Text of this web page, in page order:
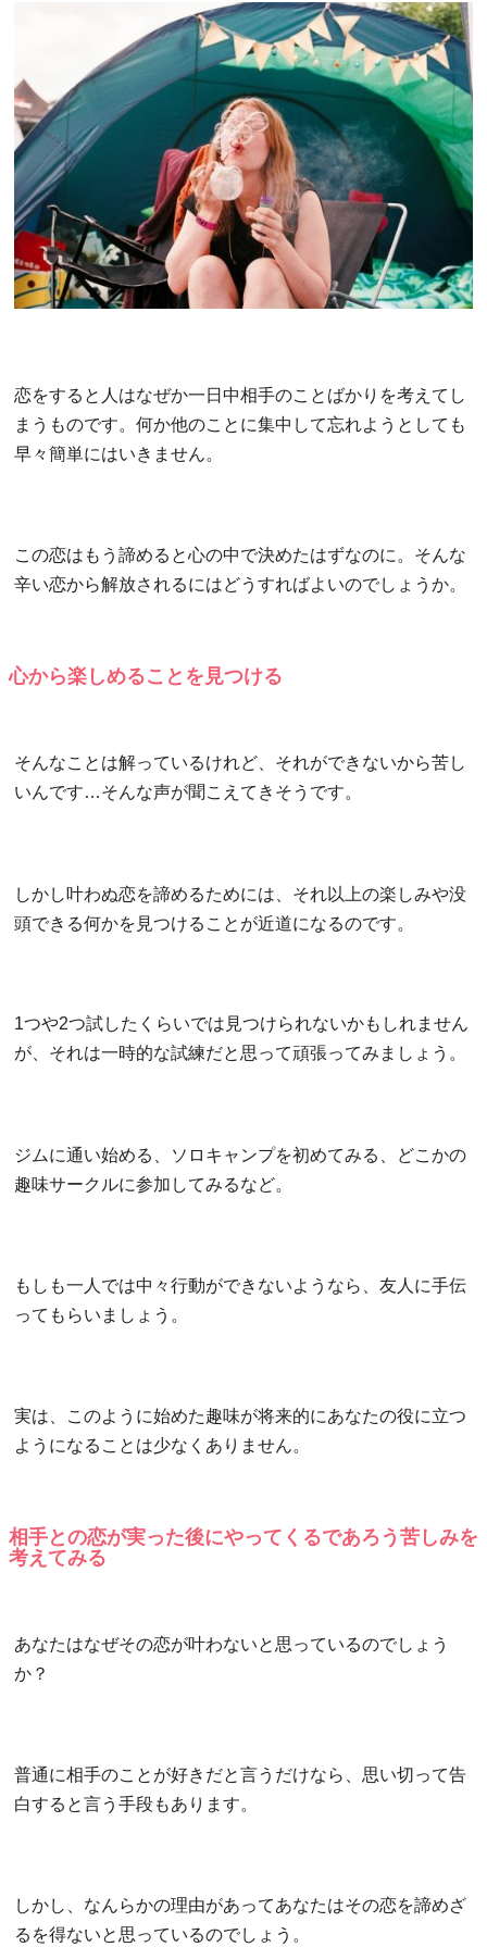
恋をすると人はなぜか一日中相手のことばかりを考えてし
まうものです。何か他のことに集中して忘れようとしても
早々簡単にはいきません。
この恋はもう諦めると心の中で決めたはずなのに。そんな
辛い恋から解放されるにはどうすればよいのでしょうか。
心から楽しめることを見つける
そんなことは解っているけれど、それができないから苦し
いんです…そんな声が聞こえてきそうです。
しかし叶わぬ恋を諦めるためには、それ以上の楽しみや没
頭できる何かを見つけることが近道になるのです。
1つや2つ試したくらいでは見つけられないかもしれません
が、それは一時的な試練だと思って頑張ってみましょう。
ジムに通い始める、ソロキャンプを初めてみる、どこかの
趣味サークルに参加してみるなど。
もしも一人では中々行動ができないようなら、友人に手伝
ってもらいましょう。
実は、このように始めた趣味が将来的にあなたの役に立つ
ようになることは少なくありません。
相手との恋が実った後にやってくるであろう苦しみを
考えてみる
あなたはなぜその恋が叶わないと思っているのでしょう
か？
普通に相手のことが好きだと言うだけなら、思い切って告
白すると言う手段もあります。
しかし、なんらかの理由があってあなたはその恋を諦めざ
るを得ないと思っているのでしょう。